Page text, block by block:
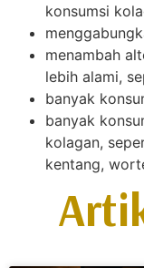
konsumsi
menambah
lebih alami,
banyak
banyak
kolagan,
kentang,